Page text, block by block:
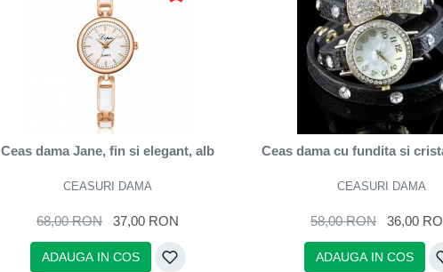
Ceas dama Jane, fin si elegant, alb
CEASURI DAMA
68,00 RON 37,00 RON
ADAUGA IN COS
Ceas dama cu fundita si
CEASURI DAMA
58,00 RON 36,00
ADAUGA IN COS